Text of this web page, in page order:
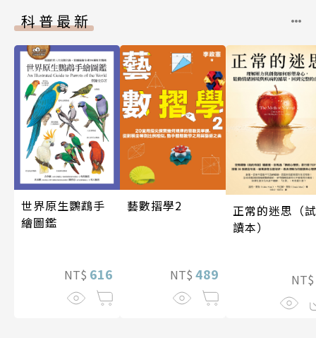
科普最新
世界原生鸚鵡手
繪圖鑑
NT$ 616
藝數摺學2
NT$ 489
正常的迷思（試
讀本）
NT$